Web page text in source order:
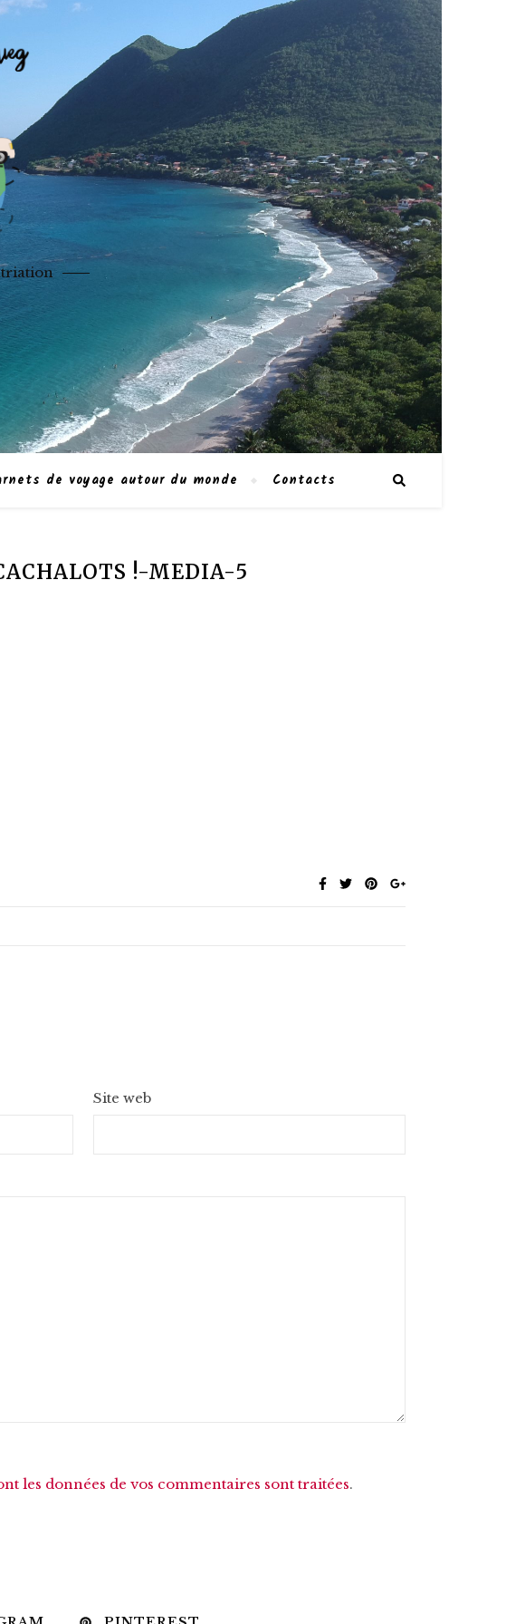
de voyage autour du monde Contacts
!-MEDIA-5
Site web
les données de vos commentaires sont traitées.